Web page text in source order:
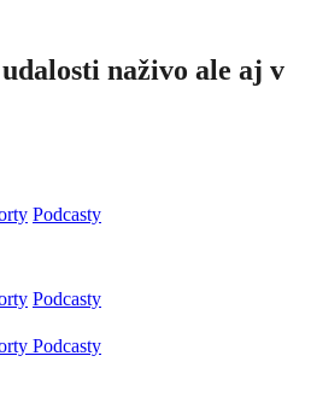
naživo ale aj v
Podcasty
Podcasty
Podcasty